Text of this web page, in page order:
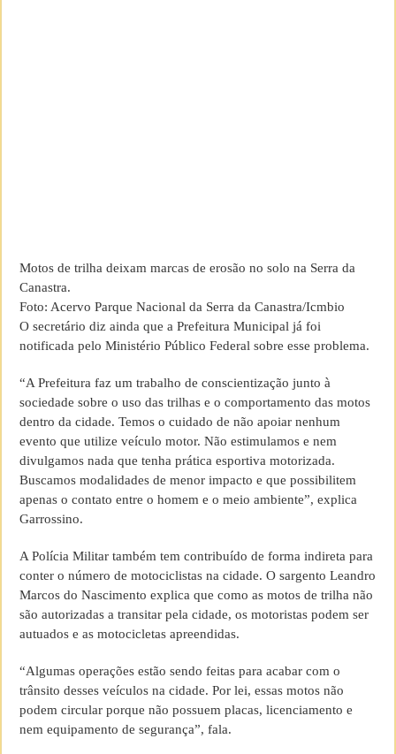
Motos de trilha deixam marcas de erosão no solo na Serra da
Canastra.
Foto: Acervo Parque Nacional da Serra da Canastra/Icmbio
O secretário diz ainda que a Prefeitura Municipal já foi
notificada pelo Ministério Público Federal sobre esse problema.
“A Prefeitura faz um trabalho de conscientização junto à
sociedade sobre o uso das trilhas e o comportamento das motos
dentro da cidade. Temos o cuidado de não apoiar nenhum
evento que utilize veículo motor. Não estimulamos e nem
divulgamos nada que tenha prática esportiva motorizada.
Buscamos modalidades de menor impacto e que possibilitem
apenas o contato entre o homem e o meio ambiente”, explica
Garrossino.
A Polícia Militar também tem contribuído de forma indireta para
conter o número de motociclistas na cidade. O sargento Leandro
Marcos do Nascimento explica que como as motos de trilha não
são autorizadas a transitar pela cidade, os motoristas podem ser
autuados e as motocicletas apreendidas.
“Algumas operações estão sendo feitas para acabar com o
trânsito desses veículos na cidade. Por lei, essas motos não
podem circular porque não possuem placas, licenciamento e
nem equipamento de segurança”, fala.